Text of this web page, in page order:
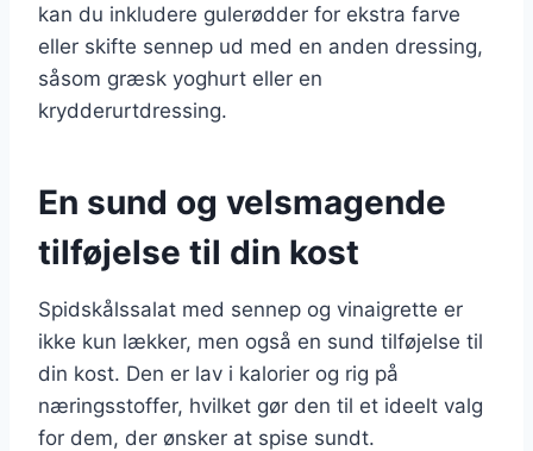
kan du inkludere gulerødder for ekstra farve
eller skifte sennep ud med en anden dressing,
såsom græsk yoghurt eller en
krydderurtdressing.
En sund og velsmagende
tilføjelse til din kost
Spidskålssalat med sennep og vinaigrette er
ikke kun lækker, men også en sund tilføjelse til
din kost. Den er lav i kalorier og rig på
næringsstoffer, hvilket gør den til et ideelt valg
for dem, der ønsker at spise sundt.